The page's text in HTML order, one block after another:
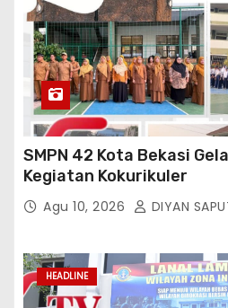
SMPN 42 Kota Bekasi
Kegiatan Kokurikuler
Agu 10, 2026 DIYAN
HEADLINE